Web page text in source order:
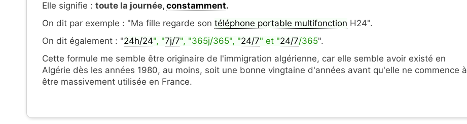
Elle signifie : toute la journée, constamment.
On dit par exemple : "Ma fille regarde son téléphone portable multifonction H24".
On dit également : "24h/24", "7j/7", "365j/365", "24/7" et "24/7/365".
Cette formule me semble être originaire de l'immigration algérienne, car elle semble avoir existé en
Algérie dès les années 1980, au moins, soit une bonne vingtaine d'années avant qu'elle ne commence à
être massivement utilisée en France.